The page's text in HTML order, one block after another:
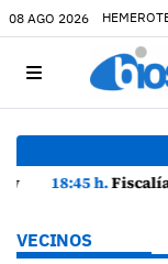
08 AGO 2026
18:45 h.Fiscalía denuncia a
VECINOS